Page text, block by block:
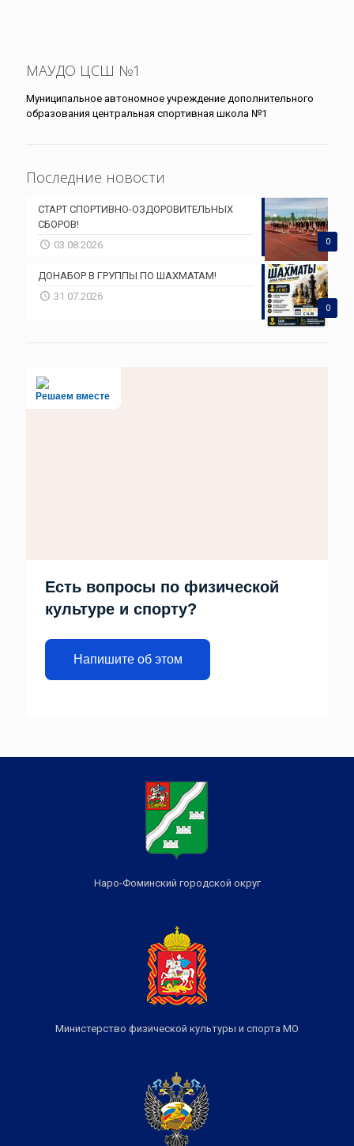
МАУДО ЦСШ №1
Муниципальное автономное учреждение дополнительного
образования центральная спортивная школа №1
Последние новости
0
СТАРТ СПОРТИВНО-ОЗДОРОВИТЕЛЬНЫХ
СБОРОВ!
03.08.2026
0
ДОНАБОР В ГРУППЫ ПО ШАХМАТАМ!
31.07.2026
Решаем вместе
Есть вопросы по физической
культуре и спорту?
Напишите об этом
Наро-Фоминский городской округ
Министерство физической культуры и спорта МО